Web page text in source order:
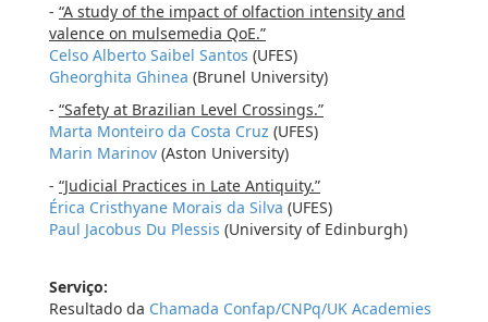
- “A study of the impact of olfaction intensity and
valence on mulsemedia QoE.”
Celso Alberto Saibel Santos (UFES)
Gheorghita Ghinea (Brunel University)
- “Safety at Brazilian Level Crossings.”
Marta Monteiro da Costa Cruz (UFES)
Marin Marinov (Aston University)
- “Judicial Practices in Late Antiquity.”
Érica Cristhyane Morais da Silva (UFES)
Paul Jacobus Du Plessis (University of Edinburgh)
Serviço:
Resultado da Chamada Confap/CNPq/UK Academies